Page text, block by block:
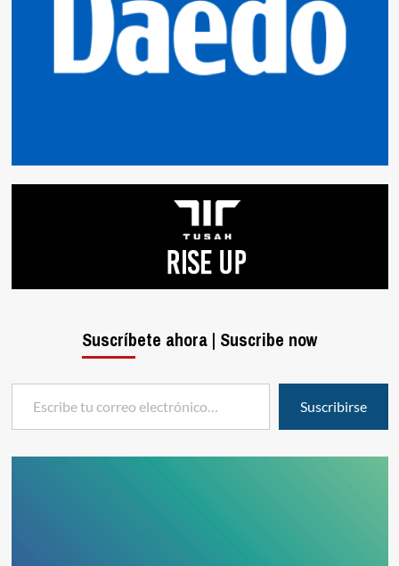
Suscríbete ahora | Suscribe now
Escribe tu correo electrónico…
Suscribirse